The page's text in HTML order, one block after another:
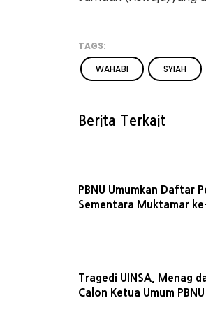
TAGS:
WAHABI
SYIAH
Berita Terkait
PBNU Umumkan Daftar
Sementara Muktamar
Tragedi UINSA, Menag
Calon Ketua Umum PBNU